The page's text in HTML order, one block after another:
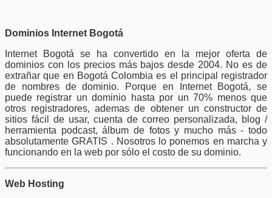
Dominios Internet Bogotá
Internet Bogotá se ha convertido en la mejor oferta de
dominios con los precios más bajos desde 2004. No es de
extrañar que en Bogotá Colombia es el principal registrador
de nombres de dominio. Porque en Internet Bogotá, se
puede registrar un dominio hasta por un 70% menos que
otros registradores, ademas de obtener un constructor de
sitios fácil de usar, cuenta de correo personalizada, blog /
herramienta podcast, álbum de fotos y mucho más - todo
absolutamente GRATIS . Nosotros lo ponemos en marcha y
funcionando en la web por sólo el costo de su dominio.
Web Hosting